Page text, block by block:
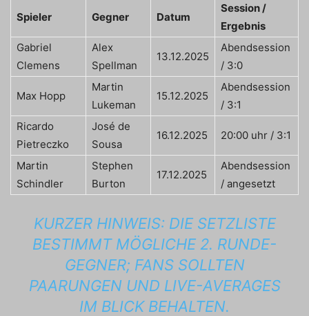
Spieler Gegner Datum
Session /
Ergebnis
Gabriel
Clemens
Alex
Spellman
13.12.2025
Abendsession
/ 3:0
Max Hopp
Martin
Lukeman
15.12.2025
Abendsession
/ 3:1
Ricardo
Pietreczko
José de
Sousa
16.12.2025 20:00 uhr / 3:1
Martin
Schindler
Stephen
Burton
17.12.2025
Abendsession
/ angesetzt
KURZER HINWEIS: DIE SETZLISTE
BESTIMMT MÖGLICHE 2. RUNDE-
GEGNER; FANS SOLLTEN
PAARUNGEN UND LIVE-AVERAGES
IM BLICK BEHALTEN.